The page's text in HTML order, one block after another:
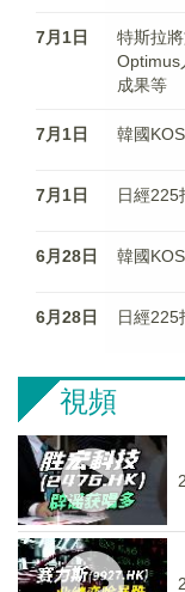
7月1日
特斯拉
Optimus
成果等
7月1日 韓國
7月1日 日經225
6月28日 韓國
6月28日 日經225
視頻